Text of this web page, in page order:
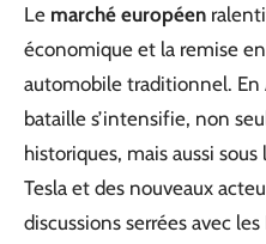
Le marché européen
économique et la remise
automobile traditionnel. En
bataille s’intensifie, non
historiques, mais aussi
Tesla et des nouveaux
discussions serrées avec